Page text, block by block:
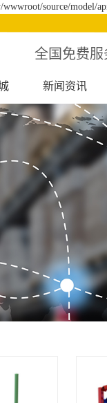
source/model/
全国免费服
新闻资讯